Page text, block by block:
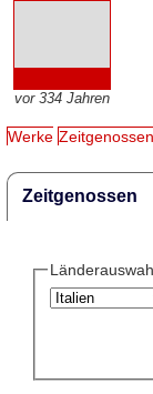
vor 334 Jahren
Werke Zeitgenossen
Zeitgenossen